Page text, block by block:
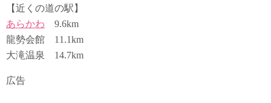
【近くの道の駅】
あらかわ 9.6km
龍勢会館 11.1km
大滝温泉 14.7km
広告